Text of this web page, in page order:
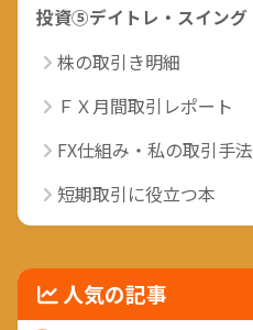
投資⑤デイトレ・スイング
株の取引き明細
ＦＸ月間取引レポート
FX仕組み・私の取引手法
短期取引に役立つ本
人気の記事